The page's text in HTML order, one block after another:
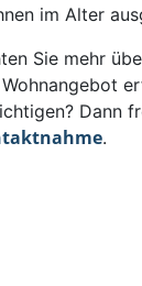
im Alter
Sie mehr
Dann
.